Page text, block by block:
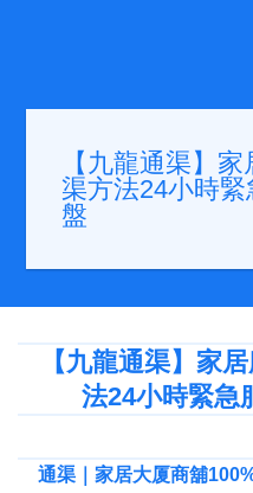
【九龍通渠】
渠方法24小時
盤
【九龍通渠】家
法24小時緊急
通渠｜家居大厦商舖